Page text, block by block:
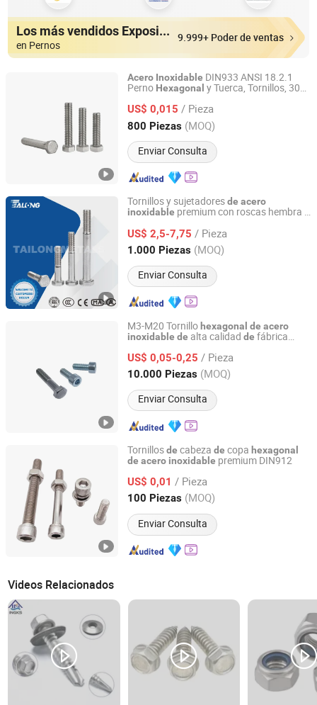
Los más vendidos Expositores
en Pernos
9.999+ Poder de ventas
Acero Inoxidable DIN933 ANSI 18.2.1
Perno Hexagonal y Tuerca, Tornillos, 304,
US$ 0,015 / Pieza
800 Piezas (MOQ)
Enviar Consulta
Zhejiang Qiangbang Industry Co., Ltd
Zhejiang, China Desde 2025
Tornillos y sujetadoresde acero
inoxidable premium con roscas hembra /
central, tornillo dehardware, pasador
resorte, tuercas tornillos, tuercas tornillos
US$ 2,5-7,75 / Pieza
1.000 Piezas (MOQ)
Enviar Consulta
Yueqing Tailong Metal Precision Hardware Co., Ltd
Zhejiang, China Desde 2024
M3-M20 Tornillohexagonal de acero
inoxidable de alta calidad de fábrica
US$ 0,05-0,25 / Pieza
10.000 Piezas (MOQ)
Enviar Consulta
Handan Daduo Metal Products Co., Ltd.
Hebei, China Desde 2025
Tornillosde cabeza de copa hexagonal
de acero inoxidable premium DIN912
US$ 0,01 / Pieza
100 Piezas (MOQ)
Enviar Consulta
Jiangyin Hifive Hardware Products Co., Ltd.
Jiangsu, China Desde 2025
Videos Relacionados